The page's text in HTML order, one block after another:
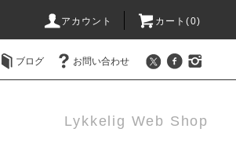
アカウント カート(0)
ブログ お問い合わせ
Lykkelig Web Shop